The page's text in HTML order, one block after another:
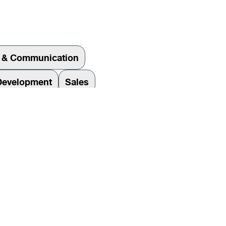
Communication
Sales